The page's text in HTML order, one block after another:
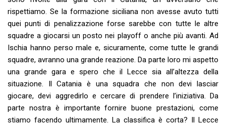
rispettiamo. Se la formazione siciliana non avesse avuto tutti
quei punti di penalizzazione forse sarebbe con tutte le altre
squadre a giocarsi un posto nei playoff o anche più avanti. Ad
Ischia hanno perso male e, sicuramente, come tutte le grandi
squadre, avranno una grande reazione. Da parte loro mi aspetto
una grande gara e spero che il Lecce sia all’altezza della
situazione. Il Catania è una squadra che non devi lasciar
giocare, devi aggredirlo e cercare di prendere l’iniziativa. Da
parte nostra è importante fornire buone prestazioni, come
stiamo facendo ultimamente. La classifica è corta? Il Lecce